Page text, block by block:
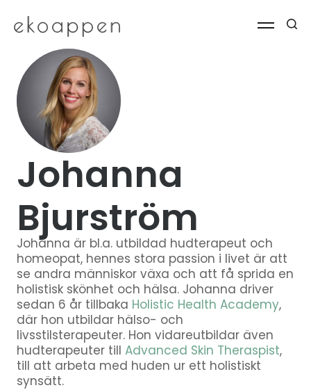
Johanna
Bjurström
Johanna är bl.a. utbildad hudterapeut och
homeopat, hennes stora passion i livet är att
se andra människor växa och att få sprida en
holistisk skönhet och hälsa. Johanna driver
sedan 6 år tillbaka Holistic Health Academy,
där hon utbildar hälso- och
livsstilsterapeuter. Hon vidareutbildar även
hudterapeuter tillAdvanced Skin Theraspist,
till att arbeta med huden ur ett holistiskt
synsätt.